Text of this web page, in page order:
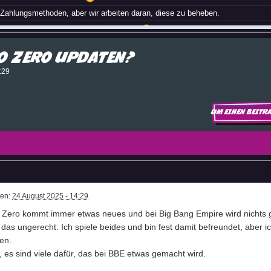
aber wir arbeiten daran, diese zu beheben.
mehr verdienen bei Big Bang Empire
verfügbar sein. Für BLIK liegen uns keine zeitlichen Angaben vor.
der Kreditkartenzahlung los ist ? Man kann damit jetzt auch nicht mehr
vielleicht schon gute Nacht
Süße Träume!
aber jetzt xD
?
Zero updaten?
Um einen
24 August 2025 - 14:29
Zero kommt immer etwas neues und bei Big Bang Empire wird nichts
ungerecht. Ich spiele beides und bin fest damit befreundet, aber
es sind viele dafür, das bei BBE etwas gemacht wird.